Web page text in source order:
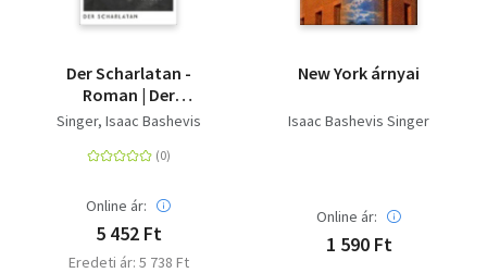
Mary McCarthy
Lars Gyllensten
Der Scharlatan -
Roman | Der
unveröffentlichte
Nachlass des
Singer, Isaac Bashevis
Online ár:
5 452 Ft
Eredeti ár: 5 738 Ft
New York árnyai
Isaac Bashevis Singer
Online ár:
1 590 Ft